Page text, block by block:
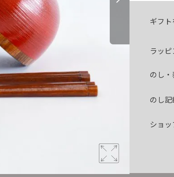
ギフ
ラッ
のし・
のし記
ショ